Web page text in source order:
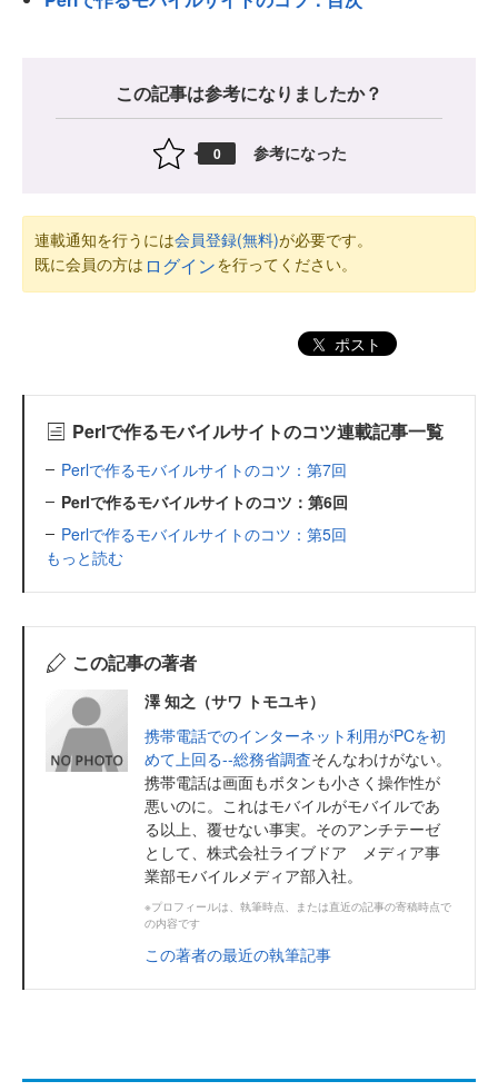
この記事は参考になりましたか？
0 参考になった
連載通知を行うには会員登録(無料)が必要です。
既に会員の方は ログインを行ってください。
ポスト
Perlで作るモバイルサイトのコツ連載記事一覧
Perlで作るモバイルサイトのコツ：第7回
Perlで作るモバイルサイトのコツ：第6回
Perlで作るモバイルサイトのコツ：第5回
もっと読む
この記事の著者
澤 知之（サワ トモユキ）
携帯電話でのインターネット利用がPCを初
めて上回る--総務省調査そんなわけがない。
携帯電話は画面もボタンも小さく操作性が
悪いのに。これはモバイルがモバイルであ
る以上、覆せない事実。そのアンチテーゼ
として、株式会社ライブドア メディア事
業部モバイルメディア部入社。
※プロフィールは、執筆時点、または直近の記事の寄稿時点で
の内容です
この著者の最近の執筆記事